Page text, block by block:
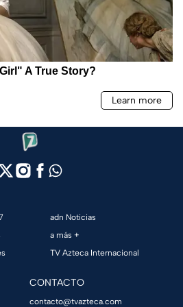
adn Noticias
a más +
TV Azteca Internacional
CONTACTO
contacto@tvazteca.com